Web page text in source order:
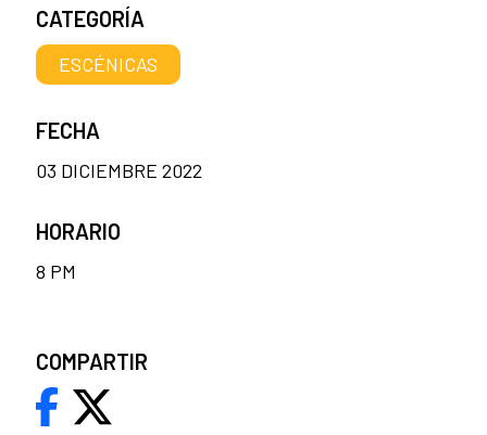
CATEGORÍA
ESCÉNICAS
FECHA
03 DICIEMBRE 2022
HORARIO
8 PM
COMPARTIR